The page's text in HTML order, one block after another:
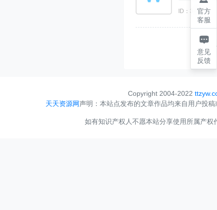
ID：34483
Copyright 2004-2022
天天资源网声明：本站点发布的文章作品均来自用户投
如有知识产权人不愿本站分享使用所属产
官方
客服

意见
反馈